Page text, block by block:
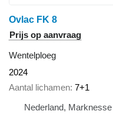
Ovlac FK 8
Prijs op aanvraag
Wentelploeg
2024
Aantal lichamen 7+1
Nederland, Marknesse